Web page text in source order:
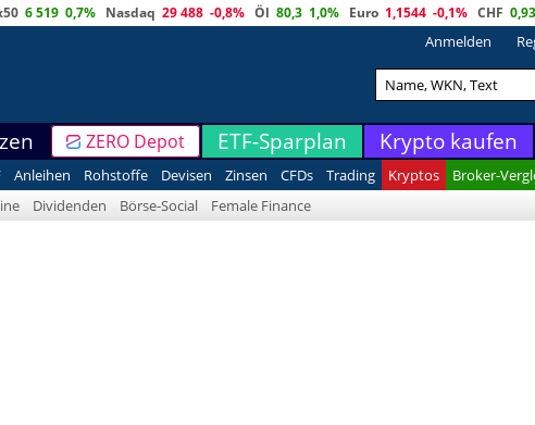
6 519 0,7% Nasdaq 29 488 -0,8% Öl 80,3 1,0% Euro 1,1544 -0,1% CHF
Anmelden
ZERO Depot ETF-Sparplan Krypto kaufen
Anleihen Rohstoffe Devisen Zinsen CFDs Trading Kryptos Broker-
Dividenden Börse-Social Female Finance